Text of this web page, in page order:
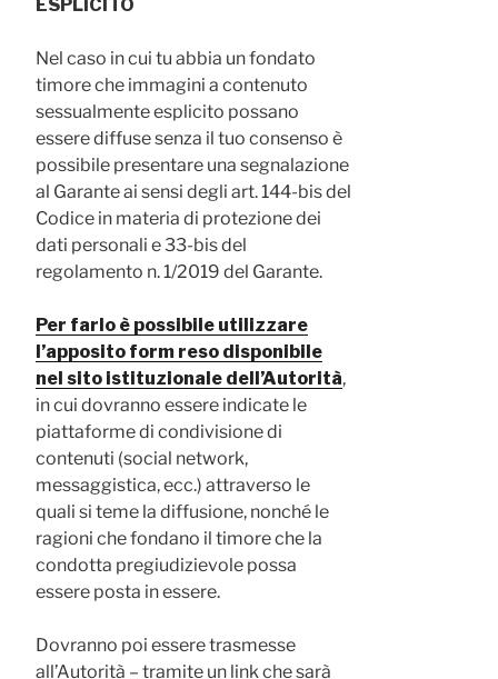
ESPLICITO
Nel caso in cui tu abbia un fondato
timore che immagini a contenuto
sessualmente esplicito possano
essere diffuse senza il tuo consenso è
possibile presentare una segnalazione
al Garante ai sensi degli art. 144-bis del
Codice in materia di protezione dei
dati personali e 33-bis del
regolamento n. 1/2019 del Garante.
Per farlo è possibile utilizzare
l’apposito form reso disponibile
nel sito istituzionale dell’Autorità,
in cui dovranno essere indicate le
piattaforme di condivisione di
contenuti (social network,
messaggistica, ecc.) attraverso le
quali si teme la diffusione, nonché le
ragioni che fondano il timore che la
condotta pregiudizievole possa
essere posta in essere.
Dovranno poi essere trasmesse
all’Autorità – tramite un link che sarà